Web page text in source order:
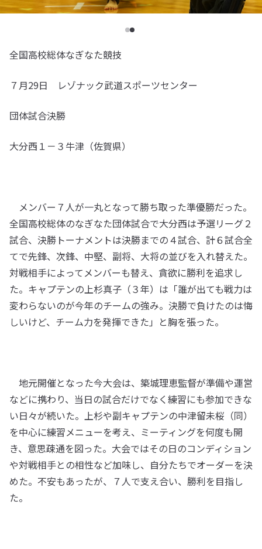
全国高校総体なぎなた競技
７月29日 レゾナック武道スポーツセンター
団体試合決勝
大分西１－３牛津（佐賀県）
メンバー７人が一丸となって勝ち取った準優勝だった。
全国高校総体のなぎなた団体試合で大分西は予選リーグ２
試合、決勝トーナメントは決勝までの４試合、計６試合全
てで先鋒、次鋒、中堅、副将、大将の並びを入れ替えた。
対戦相手によってメンバーも替え、貪欲に勝利を追求し
た。キャプテンの上杉真子（３年）は「誰が出ても戦力は
変わらないのが今年のチームの強み。決勝で負けたのは悔
しいけど、チーム力を発揮できた」と胸を張った。
地元開催となった今大会は、築城理恵監督が準備や運営
などに携わり、当日の試合だけでなく練習にも参加できな
い日々が続いた。上杉や副キャプテンの中津留未桜（同）
を中心に練習メニューを考え、ミーティングを何度も開
き、意思疎通を図った。大会ではその日のコンディション
や対戦相手との相性など加味し、自分たちでオーダーを決
めた。不安もあったが、７人で支え合い、勝利を目指し
た。